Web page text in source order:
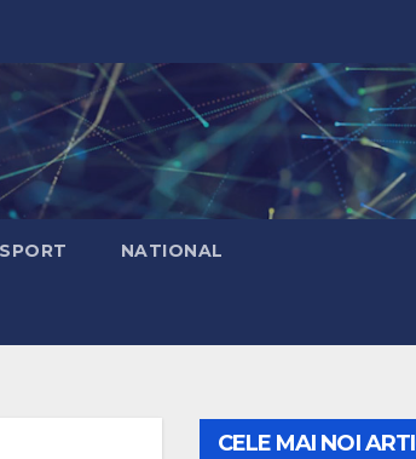
SPORT NATIONAL
CELE MAI NOI